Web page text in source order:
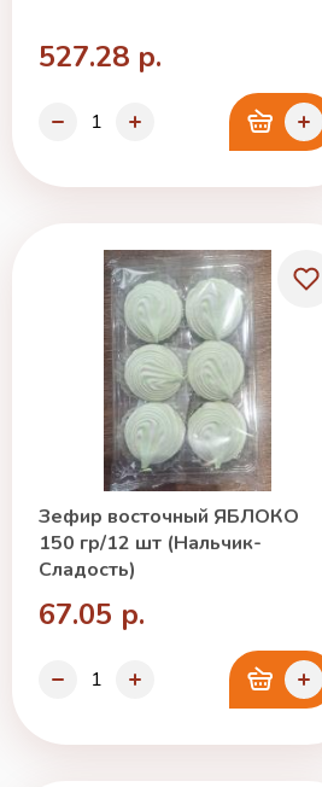
527.28 р.
Зефир восточный ЯБЛОКО
150 гр/12 шт (Нальчик-
Сладость)
67.05 р.